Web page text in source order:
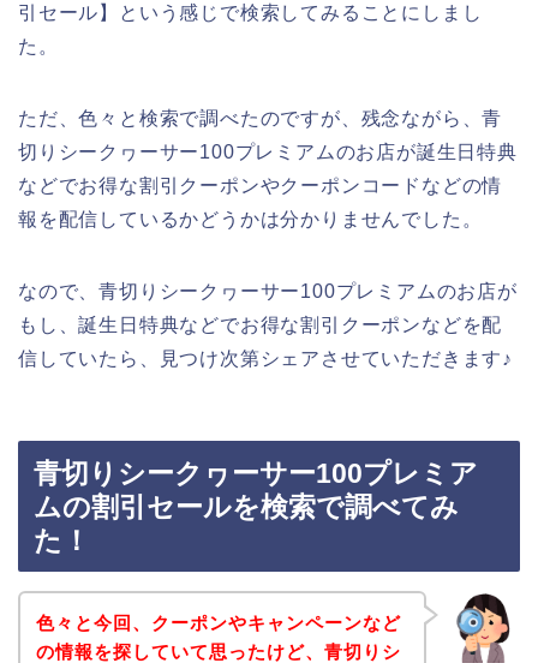
引セール】という感じで検索してみることにしまし
た。
ただ、色々と検索で調べたのですが、残念ながら、青
切りシークヮーサー100プレミアムのお店が誕生日特典
などでお得な割引クーポンやクーポンコードなどの情
報を配信しているかどうかは分かりませんでした。
なので、青切りシークヮーサー100プレミアムのお店が
もし、誕生日特典などでお得な割引クーポンなどを配
信していたら、見つけ次第シェアさせていただきます♪
青切りシークヮーサー100プレミア
ムの割引セールを検索で調べてみ
た！
色々と今回、クーポンやキャンペーンなど
の情報を探していて思ったけど、青切りシ